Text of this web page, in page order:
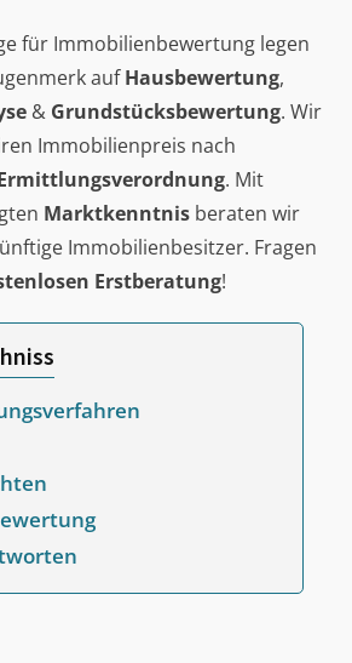
für Immobilienbewertung legen
aufHausbewertung,
& Grundstücksbewertung. Wir
Immobilienpreis nach
. Mit
Marktkenntnis beraten wir
Immobilienbesitzer. Fragen
Erstberatung!